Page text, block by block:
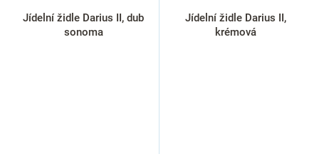
Jídelní židle Darius II, dub
sonoma
Jídelní židle Darius II,
krémová